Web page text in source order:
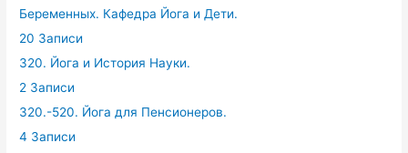
Беременных. Кафедра Йога и Дети.
20 Записи
320. Йога и История Науки.
2 Записи
320.-520. Йога для Пенсионеров.
4 Записи